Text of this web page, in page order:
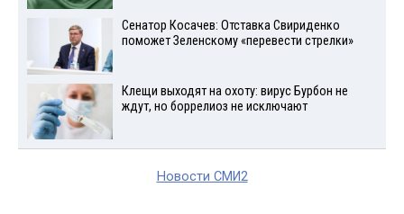
Сенатор Косачев: Отставка Свириденко
поможет Зеленскому «перевести стрелки»
Клещи выходят на охоту: вирус Бурбон не
ждут, но боррелиоз не исключают
Новости СМИ2